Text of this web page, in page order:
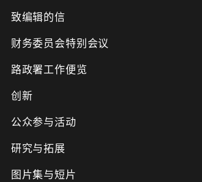
致编辑的信
财务委员会特别会议
路政署工作便览
创新
公众参与活动
研究与拓展
图片集与短片